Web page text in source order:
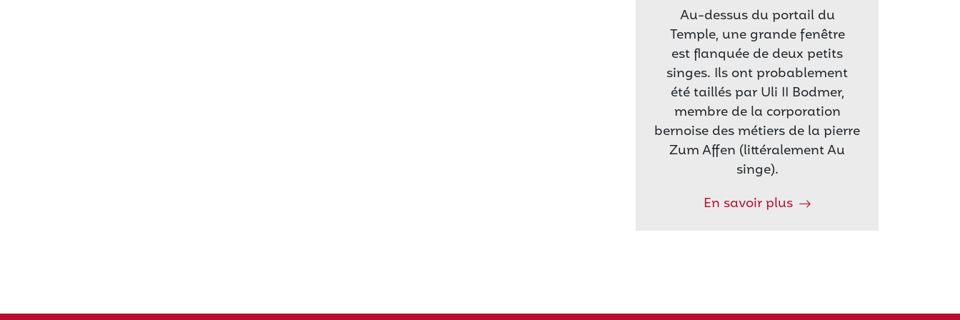
Au-dessus du portail du
Temple, une grande fenêtre
est flanquée de deux petits
singes. Ils ont probablement
été taillés par Uli II Bodmer,
membre de la corporation
bernoise des métiers de la pierre
Zum Affen (littéralement Au
singe).
En savoir plus